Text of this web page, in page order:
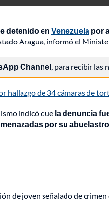
detenido en Venezuela por
Aragua, informó el
Channel, para recibir las
hallazgo de 34 cámaras de
indicó que la denuncia
por su
de joven señalado de